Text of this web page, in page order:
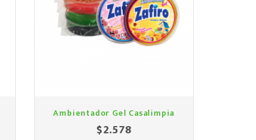
Ambientador Gel Casalimpia
$2.578Precio